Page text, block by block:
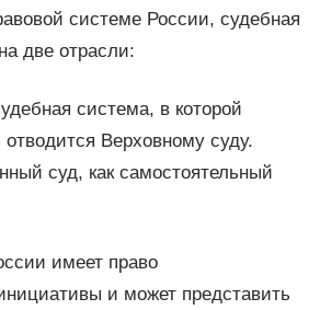
системе России, судебная
две отрасли:
система, в которой
отводится Верховному суду.
суд, как самостоятельный
имеет право
и может представить